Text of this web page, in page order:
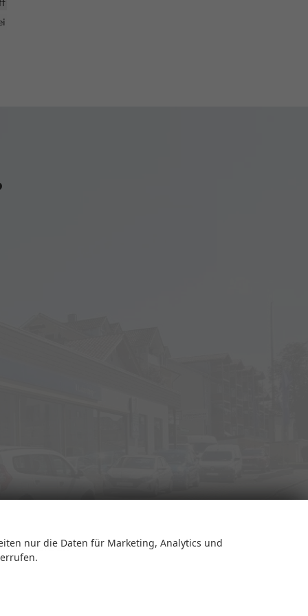
Rufen Sie an
nur die Daten für Marketing, Analytics und